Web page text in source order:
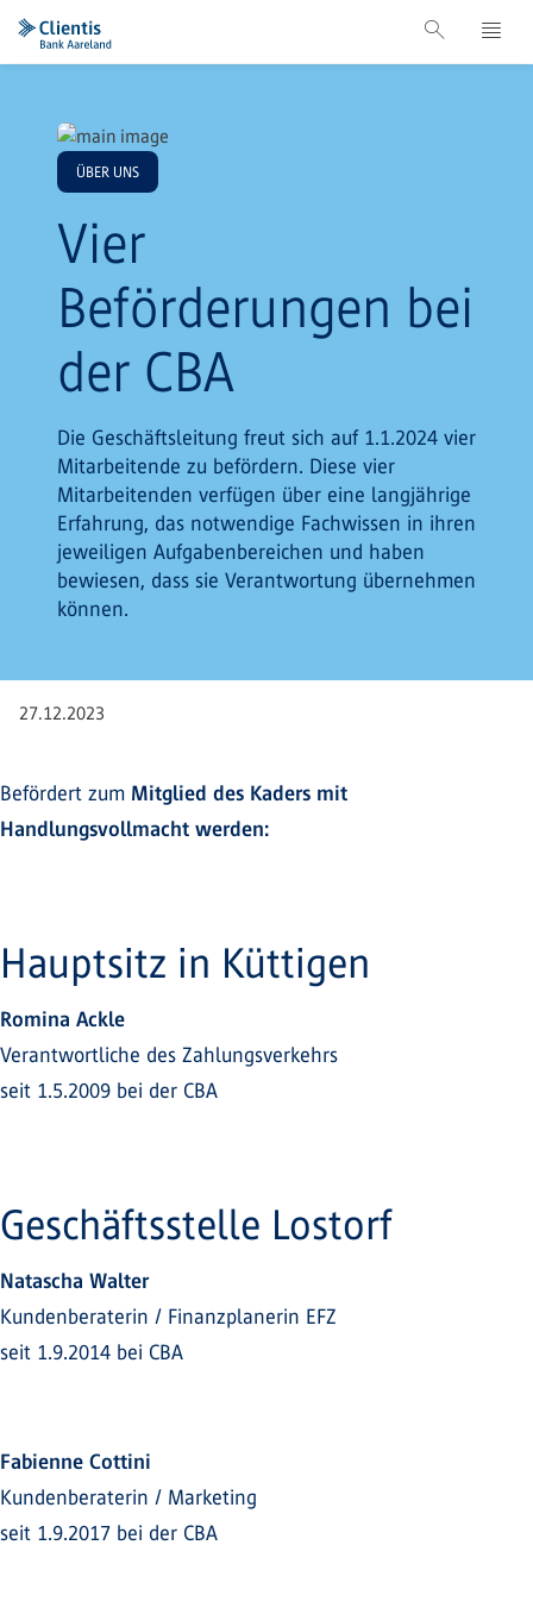
ÜBER UNS
Vier
Beförderungen bei
der CBA
Die Geschäftsleitung freut sich auf 1.1.2024 vier
Mitarbeitende zu befördern. Diese vier
Mitarbeitenden verfügen über eine langjährige
Erfahrung, das notwendige Fachwissen in ihren
jeweiligen Aufgabenbereichen und haben
bewiesen, dass sie Verantwortung übernehmen
können.
27.12.2023
Befördert zum Mitglied des Kaders mit
Handlungsvollmacht werden:
Hauptsitz in Küttigen
Romina Ackle
Verantwortliche des Zahlungsverkehrs
seit 1.5.2009 bei der CBA
Geschäftsstelle Lostorf
Natascha Walter
Kundenberaterin / Finanzplanerin EFZ
seit 1.9.2014 bei CBA
Fabienne Cottini
Kundenberaterin / Marketing
seit 1.9.2017 bei der CBA